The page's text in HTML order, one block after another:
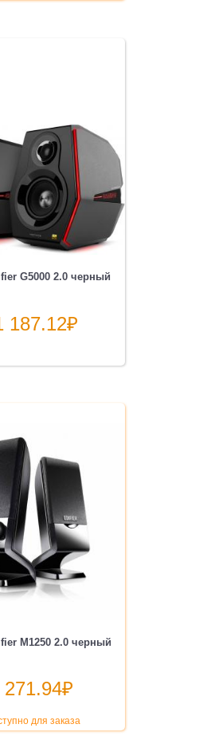
G5000 2.0 черный
187.12₽
M1250 2.0 черный
271.94₽
для заказа